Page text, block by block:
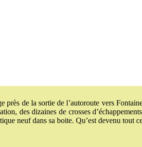
près de la sortie de l’autoroute vers
des dizaines de crosses
neuf dans sa boite. Qu’est devenu tout